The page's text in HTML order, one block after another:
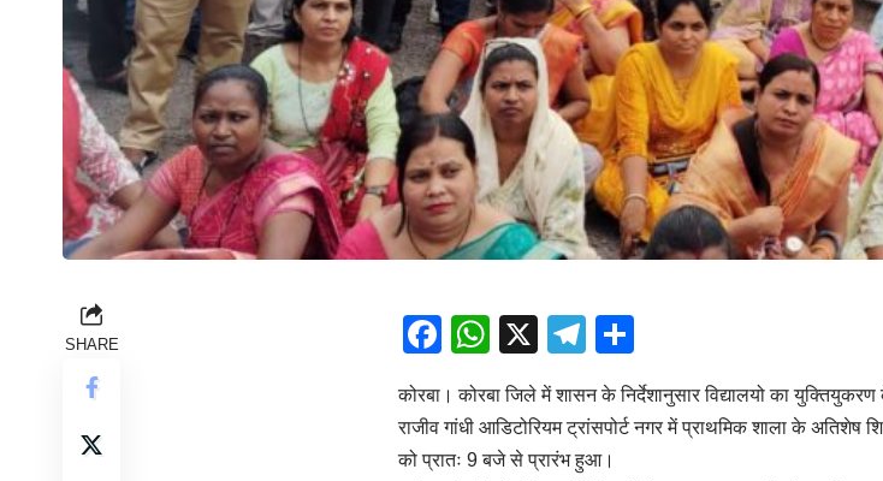
SHARE Facebook
WhatsApp
X Telegram
कोरबा। कोरबा जिले में शासन के निर्देशानुसार विद्यालयो का युक्तियुकरण
राजीव गांधी आडिटोरियम ट्रांसपोर्ट नगर में प्राथमिक शाला के
को प्रातः 9 बजे से प्रारंभ हुआ।